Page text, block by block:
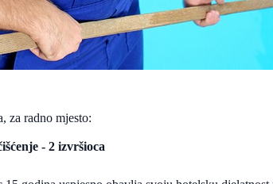
za radno mjesto:
- 2 izvršioca